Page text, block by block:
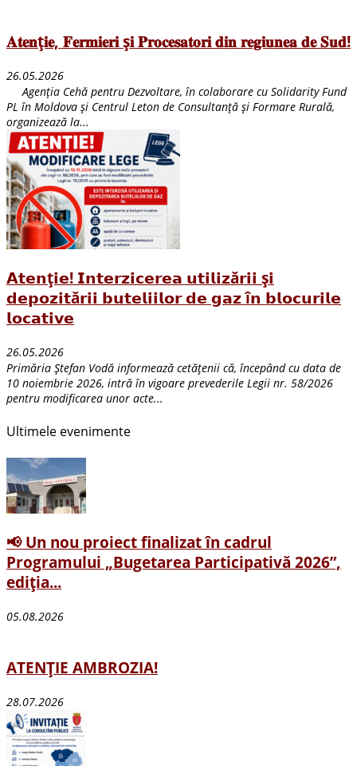
𝐀𝐭𝐞𝐧ț𝐢𝐞, 𝐅𝐞𝐫𝐦𝐢𝐞𝐫𝐢 ș𝐢 𝐏𝐫𝐨𝐜𝐞𝐬𝐚𝐭𝐨𝐫𝐢 𝐝𝐢𝐧 𝐫𝐞𝐠𝐢𝐮𝐧𝐞𝐚 𝐝𝐞 𝐒𝐮𝐝!
26.05.2026
Agenția Cehă pentru Dezvoltare, în colaborare cu Solidarity Fund
PL în Moldova și Centrul Leton de Consultanță și Formare Rurală,
organizează la...
𝗔𝘁𝗲𝗻ț𝗶𝗲! 𝗜𝗻𝘁𝗲𝗿𝘇𝗶𝗰𝗲𝗿𝗲𝗮 𝘂𝘁𝗶𝗹𝗶𝘇ă𝗿𝗶𝗶 ș𝗶
𝗱𝗲𝗽𝗼𝘇𝗶𝘁ă𝗿𝗶𝗶 𝗯𝘂𝘁𝗲𝗹𝗶𝗶𝗹𝗼𝗿 𝗱𝗲 𝗴𝗮𝘇 î𝗻 𝗯𝗹𝗼𝗰𝘂𝗿𝗶𝗹𝗲
𝗹𝗼𝗰𝗮𝘁𝗶𝘃𝗲
26.05.2026
Primăria Ștefan Vodă informează cetățenii că, începând cu data de
10 noiembrie 2026, intră în vigoare prevederile Legii nr. 58/2026
pentru modificarea unor acte...
Ultimele evenimente
📢 Un nou proiect finalizat în cadrul
Programului „Bugetarea Participativă 2026”,
ediția...
05.08.2026
ATENȚIE AMBROZIA!
28.07.2026